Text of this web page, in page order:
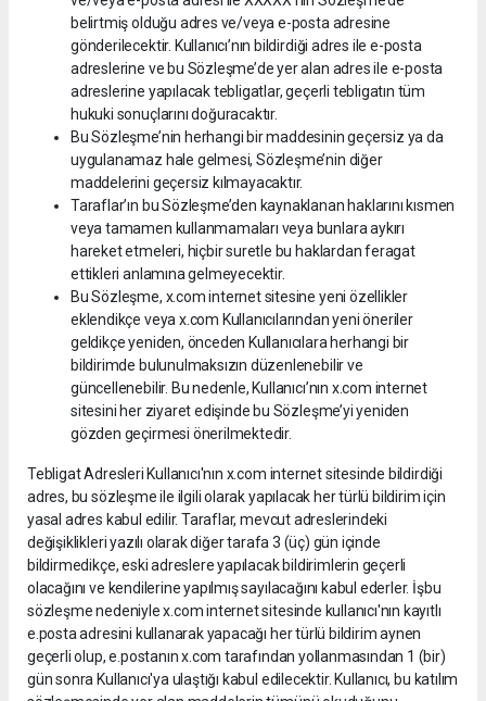
belirtmiş olduğu adres ve/veya e-posta adresine
gönderilecektir. Kullanıcı’nın bildirdiği adres ile e-posta
adreslerine ve bu Sözleşme’de yer alan adres ile e-posta
adreslerine yapılacak tebligatlar, geçerli tebligatın tüm
hukuki sonuçlarını doğuracaktır.
Bu Sözleşme’nin herhangi bir maddesinin geçersiz ya da
uygulanamaz hale gelmesi, Sözleşme’nin diğer
maddelerini geçersiz kılmayacaktır.
Taraflar’ın bu Sözleşme’den kaynaklanan haklarını kısmen
veya tamamen kullanmamaları veya bunlara aykırı
hareket etmeleri, hiçbir suretle bu haklardan feragat
ettikleri anlamına gelmeyecektir.
Bu Sözleşme, x.com internet sitesine yeni özellikler
eklendikçe veya x.com Kullanıcılarından yeni öneriler
geldikçe yeniden, önceden Kullanıcılara herhangi bir
bildirimde bulunulmaksızın düzenlenebilir ve
güncellenebilir. Bu nedenle, Kullanıcı’nın x.com internet
sitesini her ziyaret edişinde bu Sözleşme’yi yeniden
gözden geçirmesi önerilmektedir.
Tebligat Adresleri Kullanıcı'nın x.com internet sitesinde bildirdiği
adres, bu sözleşme ile ilgili olarak yapılacak her türlü bildirim için
yasal adres kabul edilir. Taraflar, mevcut adreslerindeki
değişiklikleri yazılı olarak diğer tarafa 3 (üç) gün içinde
bildirmedikçe, eski adreslere yapılacak bildirimlerin geçerli
olacağını ve kendilerine yapılmış sayılacağını kabul ederler. İşbu
sözleşme nedeniyle x.com internet sitesinde kullanıcı'nın kayıtlı
e.posta adresini kullanarak yapacağı her türlü bildirim aynen
geçerli olup, e.postanın x.com tarafından yollanmasından 1 (bir)
gün sonra Kullanıcı'ya ulaştığı kabul edilecektir. Kullanıcı, bu katılım